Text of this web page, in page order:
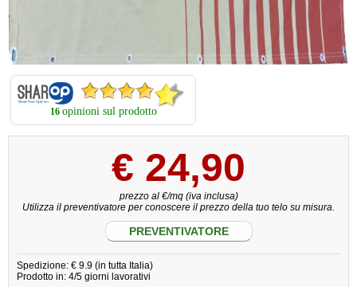
16 opinioni sul prodotto
€ 24,90
prezzo al €/mq (iva inclusa)
Utilizza il preventivatore per conoscere il prezzo della tuo telo su misura.
PREVENTIVATORE
Spedizione: € 9.9 (in tutta Italia)
Prodotto in: 4/5 giorni lavorativi